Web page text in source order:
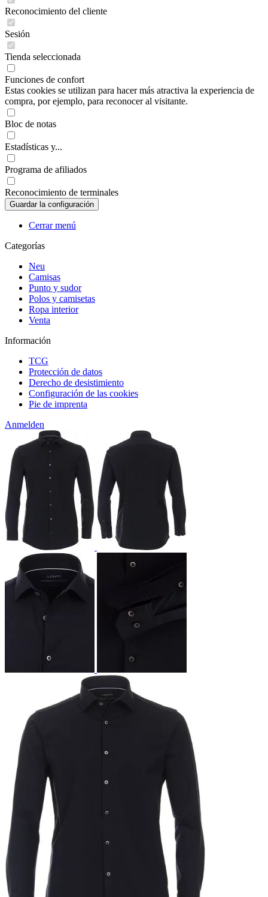
Reconocimiento del cliente
Sesión
Tienda seleccionada
Funciones de confort
Estas cookies se utilizan para hacer más atractiva la experiencia de
compra, por ejemplo, para reconocer al visitante.
Bloc de notas
Estadísticas y...
Programa de afiliados
Reconocimiento de terminales
Cerrar menú
Categorías
Neu
Camisas
Punto y sudor
Polos y camisetas
Ropa interior
Venta
Información
TCG
Protección de datos
Derecho de desistimiento
Configuración de las cookies
Pie de imprenta
Anmelden